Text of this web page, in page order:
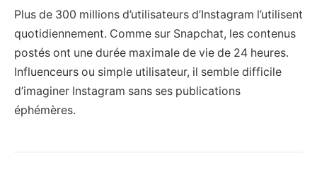
Plus de 300 millions d’utilisateurs d’Instagram l’utilisent
quotidiennement. Comme sur Snapchat, les contenus
postés ont une durée maximale de vie de 24 heures.
Influenceurs ou simple utilisateur, il semble difficile
d’imaginer Instagram sans ses publications
éphémères.